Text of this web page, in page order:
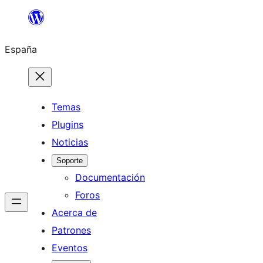
Saltar
contenido
España
Temas
Plugins
Noticias
Soporte
Documentación
Foros
Acerca de
Patrones
Eventos